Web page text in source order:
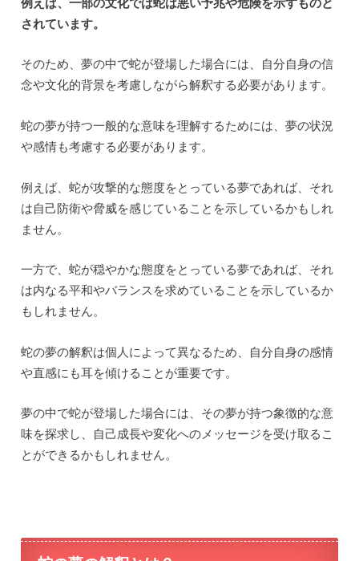
されています。
そのため、夢の中で蛇が登場した場合には、自分自身の信
念や文化的背景を考慮しながら解釈する必要があります。
蛇の夢が持つ一般的な意味を理解するためには、夢の状況
や感情も考慮する必要があります。
例えば、蛇が攻撃的な態度をとっている夢であれば、それ
は自己防衛や脅威を感じていることを示しているかもしれ
ません。
一方で、蛇が穏やかな態度をとっている夢であれば、それ
は内なる平和やバランスを求めていることを示しているか
もしれません。
蛇の夢の解釈は個人によって異なるため、自分自身の感情
や直感にも耳を傾けることが重要です。
夢の中で蛇が登場した場合には、その夢が持つ象徴的な意
味を探求し、自己成長や変化へのメッセージを受け取るこ
とができるかもしれません。